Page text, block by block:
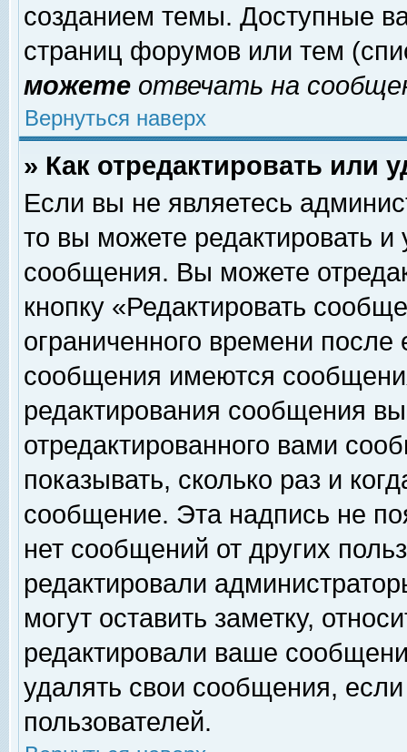
созданием темы. Доступные
страниц форумов или тем
можете отвечать на
Вернуться наверх
» Как отредактировать или
Если вы не являетесь
то вы можете редактировать и
сообщения. Вы можете
кнопку «Редактировать
ограниченного времени
сообщения имеются
редактирования сообщения
отредактированного вами
показывать, сколько раз и
сообщение. Эта надпись не
нет сообщений от других
редактировали
могут оставить заметку,
редактировали ваше
удалять свои сообщения,
пользователей.